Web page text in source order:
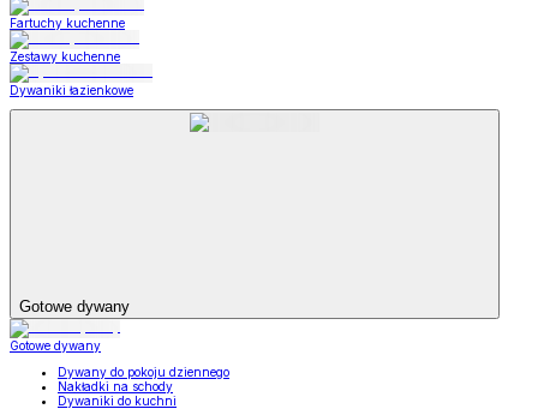
Fartuchy kuchenne
Zestawy kuchenne
Dywaniki łazienkowe
Gotowe dywany
Gotowe dywany
Dywany do pokoju dziennego
Nakładki na schody
Dywaniki do kuchni